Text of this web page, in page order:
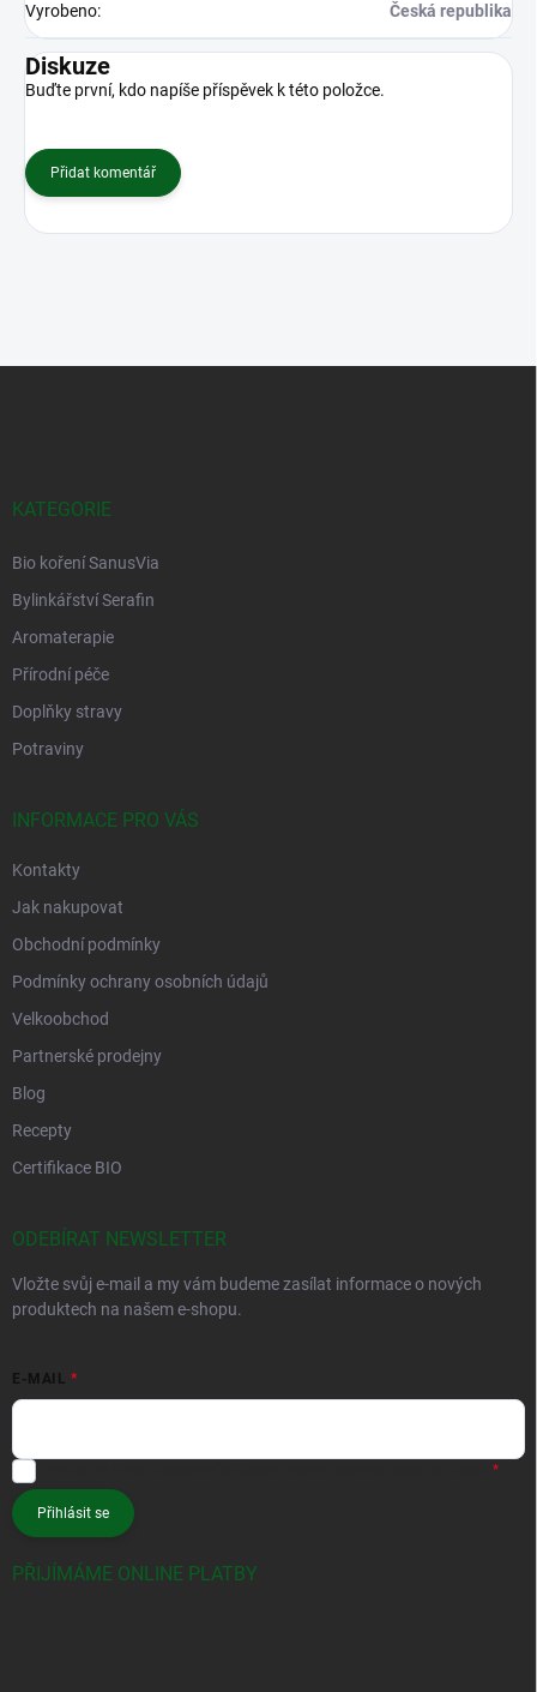
Vyrobeno: Česká republika
Diskuze
Buďte první, kdo napíše příspěvek k této položce.
Přidat komentář
KATEGORIE
Bio koření SanusVia
Bylinkářství Serafin
Aromaterapie
Přírodní péče
Doplňky stravy
Potraviny
INFORMACE PRO VÁS
Kontakty
Jak nakupovat
Obchodní podmínky
Podmínky ochrany osobních údajů
Velkoobchod
Partnerské prodejny
Blog
Recepty
Certifikace BIO
ODEBÍRAT NEWSLETTER
Vložte svůj e-mail a my vám budeme zasílat informace o nových
produktech na našem e-shopu.
E-MAIL
Přihlásit se
PŘIJÍMÁME ONLINE PLATBY